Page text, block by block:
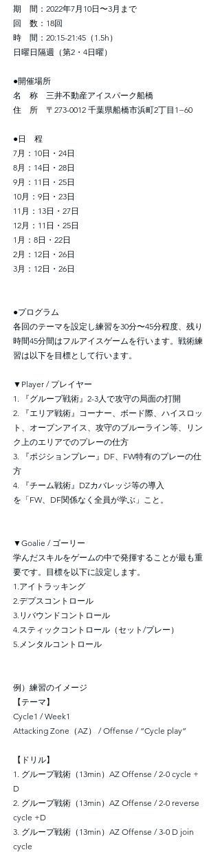
期 間：2022年7月10日〜3月まで
回 数：18回
時 間：20:15-21:45（1.5h）
日曜日隔週（第2・4日曜）
●開催場所
名 称 三井不動産アイスパーク船橋
住 所 〒273-0012 千葉県船橋市浜町2丁目1−60
●日 程
7月：10日・24日
8月：14日・28日
9月：11日・25日
10月：9日・23日
11月：13日・27日
12月：11日・25日
1月：8日・22日
2月：12日・26日
3月：12日・26日
●プログラム
各回のテーマを設定し練習を30分〜45分程度、残り
時間45分間はフルアイスゲームを行います。戦術練
習は以下を目標として行います。
▼Player / プレイヤー
1. 『グループ戦術』2-3人で攻守の局面の打開
2. 『エリア戦術』コーナー、ボード際、ハイスロッ
ト、オープンアイス、攻守のブルーライン等、リン
ク上のエリアでのプレーの仕方
3. 『ポジションプレー』DF、FW特有のプレーの仕
方
4. 『チーム戦術』DZカバレッジ等の導入
を「FW、DF関係なく全員が学ぶ」こと。
▼Goalie / ゴーリー
学んだスキルをゲームの中で発揮することが最も重
要です。目標を以下に設定します。
1.アイトラッキング
2.デプスコントロール
3.リバウンドコントロール
4.スティックコントロール（セット/プレー）
5.メンタルコントロール
例）練習のイメージ
【テーマ】
Cycle1 / Week1
Attacking Zone（AZ） / Offense / ”Cycle play”
【ドリル】
1. グループ戦術（13min）AZ Offense / 2-0 cycle +
D
2. グループ戦術（13min）AZ Offense / 2-0 reverse
cycle +D
3. グループ戦術（13min）AZ Offense / 3-0 D join
cycle